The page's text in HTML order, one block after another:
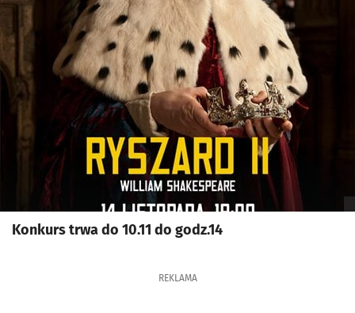
Konkurs trwa do 10.11 do godz.14
REKLAMA